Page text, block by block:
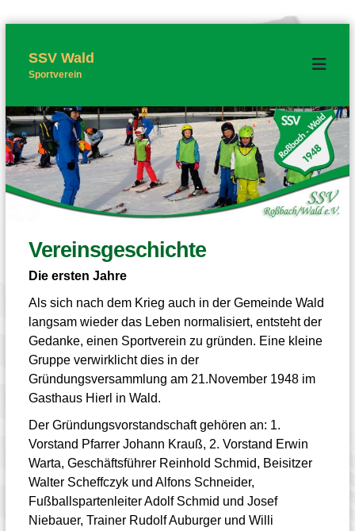
t
s
p
r
i
n
g
SSV Wald
Sportverein
Vereinsgeschichte
Die ersten Jahre
Als sich nach dem Krieg auch in der Gemeinde Wald
langsam wieder das Leben normalisiert, entsteht der
Gedanke, einen Sportverein zu gründen. Eine kleine
Gruppe verwirklicht dies in der
Gründungsversammlung am 21.November 1948 im
Gasthaus Hierl in Wald.
Der Gründungsvorstandschaft gehören an: 1.
Vorstand Pfarrer Johann Krauß, 2. Vorstand Erwin
Warta, Geschäftsführer Reinhold Schmid, Beisitzer
Walter Scheffczyk und Alfons Schneider,
Fußballspartenleiter Adolf Schmid und Josef
Niebauer, Trainer Rudolf Auburger und Willi